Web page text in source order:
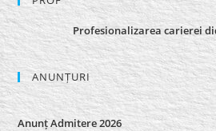
Profesionalizarea carierei
ANUNȚURI
Anunț Admitere 2026